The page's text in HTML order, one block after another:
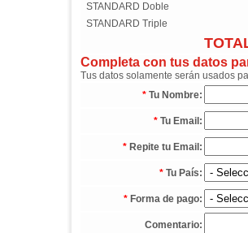
STANDARD Doble
STANDARD Triple
Completa con tus datos
Tus datos solamente serán usados
* Tu Nombre:
* Tu Email:
* Repite tu Email:
* Tu País:
* Forma de pago:
Comentario: